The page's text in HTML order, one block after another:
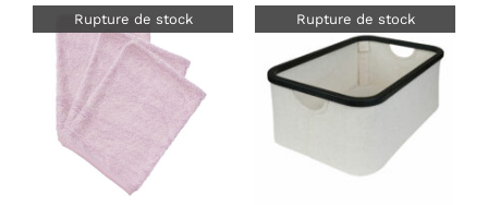
Rupture de stock
DÉTAILS
Rupture de stock
DÉTAILS